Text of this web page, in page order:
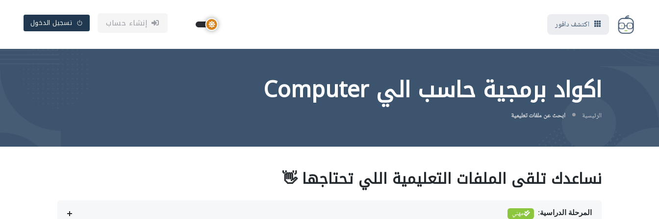
اكتشف دافور إنشاء حساب تسجيل الدخول
اكواد برمجية حاسب الي Computer
الرئيسية ابحث عن ملفات تعليمية
نساعدك تلقى الملفات التعليمية اللي تحتاجها 👋
المرحلة الدراسية: مهني